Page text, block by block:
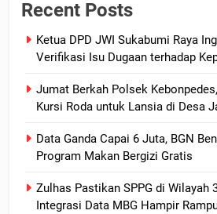
Recent Posts
Ketua DPD JWI Sukabumi Raya
Verifikasi Isu Dugaan terhadap
Jumat Berkah Polsek
Kursi Roda untuk Lansia di Desa
Data Ganda Capai 6 Juta, BGN
Program Makan Bergizi Gratis
Zulhas Pastikan SPPG di Wilayah
Integrasi Data MBG Hampir